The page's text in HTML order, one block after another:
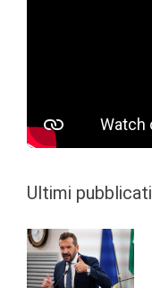
Ultimi pubblicati